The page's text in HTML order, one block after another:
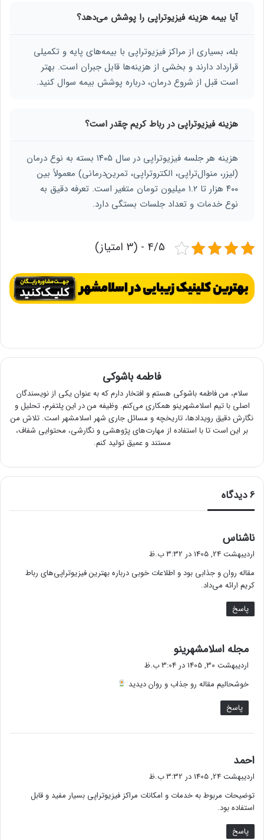
آیا بیمه هزینه فیزیوتراپی را پوشش می‌دهد؟
بله، بسیاری از مراکز فیزیوتراپی با بیمه‌های پایه و تکمیلی
قرارداد دارند و بخشی از هزینه‌ها قابل جبران است. بهتر
است قبل از شروع درمان، درباره پوشش بیمه سوال کنید.
هزینه فیزیوتراپی در رباط کریم چقدر است؟
هزینه هر جلسه فیزیوتراپی در سال ۱۴۰۵ بسته به نوع درمان
(لیزر، منوال‌تراپی، الکتروتراپی، تمرین‌درمانی) معمولاً بین
۴۰۰ هزار تا ۱.۲ میلیون تومان متغیر است. تعرفه دقیق به
نوع خدمات و تعداد جلسات بستگی دارد.
4/5 - (3 امتیاز)
فاطمه باشوکی
سلام، من فاطمه باشوکی هستم و افتخار دارم که به عنوان یکی از نویسندگان
اصلی با تیم اسلامشهرینو همکاری می‌کنم. وظیفه من در این پلتفرم، تحلیل و
نگارش دقیق رویدادها، تاریخچه و مسائل جاری شهر اسلامشهر است. تلاش من
بر این است تا با استفاده از مهارت‌های پژوهشی و نگارشی، محتوایی شفاف،
مستند و عمیق تولید کنم.
6 دیدگاه
ناشناس
فاردیبهشت 24, 1405 در 3:32 ب.ظ
مقاله روان و جذابی بود و اطلاعات خوبی درباره بهترین فیزیوتراپی‌های رباط
کریم ارائه می‌داد.
پاسخ
مجله اسلامشهرینو
ف
:
اردیبهشت 30, 1405 در 3:04 ب.ظ
خوشحالیم مقاله رو جذاب و روان دیدید
پاسخ
احمد
:
اردیبهشت 24, 1405 در 3:32 ب.ظ
توضیحات مربوط به خدمات و امکانات مراکز فیزیوتراپی بسیار مفید و قابل
استفاده بود.
پاسخ